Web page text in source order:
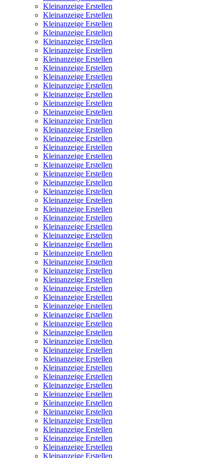
Kleinanzeige Erstellen
Kleinanzeige Erstellen
Kleinanzeige Erstellen
Kleinanzeige Erstellen
Kleinanzeige Erstellen
Kleinanzeige Erstellen
Kleinanzeige Erstellen
Kleinanzeige Erstellen
Kleinanzeige Erstellen
Kleinanzeige Erstellen
Kleinanzeige Erstellen
Kleinanzeige Erstellen
Kleinanzeige Erstellen
Kleinanzeige Erstellen
Kleinanzeige Erstellen
Kleinanzeige Erstellen
Kleinanzeige Erstellen
Kleinanzeige Erstellen
Kleinanzeige Erstellen
Kleinanzeige Erstellen
Kleinanzeige Erstellen
Kleinanzeige Erstellen
Kleinanzeige Erstellen
Kleinanzeige Erstellen
Kleinanzeige Erstellen
Kleinanzeige Erstellen
Kleinanzeige Erstellen
Kleinanzeige Erstellen
Kleinanzeige Erstellen
Kleinanzeige Erstellen
Kleinanzeige Erstellen
Kleinanzeige Erstellen
Kleinanzeige Erstellen
Kleinanzeige Erstellen
Kleinanzeige Erstellen
Kleinanzeige Erstellen
Kleinanzeige Erstellen
Kleinanzeige Erstellen
Kleinanzeige Erstellen
Kleinanzeige Erstellen
Kleinanzeige Erstellen
Kleinanzeige Erstellen
Kleinanzeige Erstellen
Kleinanzeige Erstellen
Kleinanzeige Erstellen
Kleinanzeige Erstellen
Kleinanzeige Erstellen
Kleinanzeige Erstellen
Kleinanzeige Erstellen
Kleinanzeige Erstellen
Kleinanzeige Erstellen
Kleinanzeige Erstellen